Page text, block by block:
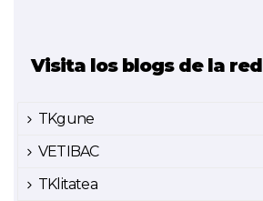
Visita los blogs de la red
TKgune
VETIBAC
TKlitatea